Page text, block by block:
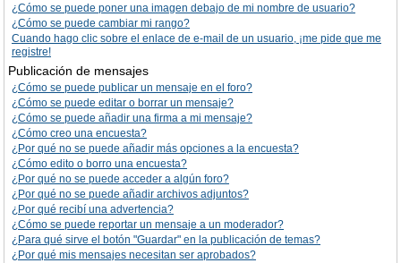
¿Cómo se puede poner una imagen debajo de mi nombre de usuario?
¿Cómo se puede cambiar mi rango?
Cuando hago clic sobre el enlace de e-mail de un usuario, ¡me pide que me
registre!
Publicación de mensajes
¿Cómo se puede publicar un mensaje en el foro?
¿Cómo se puede editar o borrar un mensaje?
¿Cómo se puede añadir una firma a mi mensaje?
¿Cómo creo una encuesta?
¿Por qué no se puede añadir más opciones a la encuesta?
¿Cómo edito o borro una encuesta?
¿Por qué no se puede acceder a algún foro?
¿Por qué no se puede añadir archivos adjuntos?
¿Por qué recibí una advertencia?
¿Cómo se puede reportar un mensaje a un moderador?
¿Para qué sirve el botón "Guardar" en la publicación de temas?
¿Por qué mis mensajes necesitan ser aprobados?